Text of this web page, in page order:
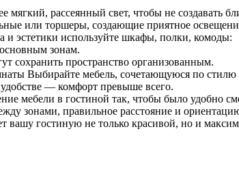
мягкий, рассеянный свет, чтобы не создавать
или торшеры, создающие приятное
и эстетики используйте шкафы, полки, комоды:
зонам.
сохранить пространство организованным.
Выбирайте мебель, сочетающуюся по стилю
— комфорт превыше всего.
мебели в гостиной так, чтобы было удобно
зонами, правильное расстояние и
вашу гостиную не только красивой, но и